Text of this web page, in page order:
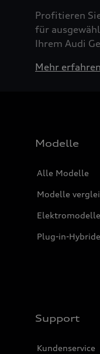
Profitieren
für
Ihrem Audi
Mehr erfahren
Modelle
Alle Modelle
Modelle
Elektromodelle
Plug-in-Hybride
Support
Kundenservice